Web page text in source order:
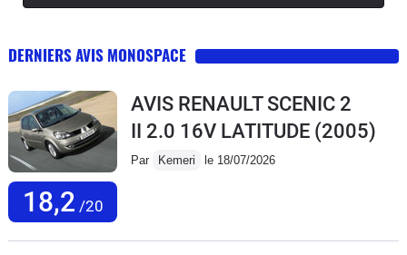
DERNIERS AVIS MONOSPACE
18,2 /20
AVIS RENAULT SCENIC 2
II 2.0 16V LATITUDE (2005)
Par Kemeri le 18/07/2026